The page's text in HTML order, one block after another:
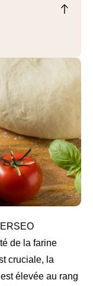
de la farine
cruciale, la
élevée au rang